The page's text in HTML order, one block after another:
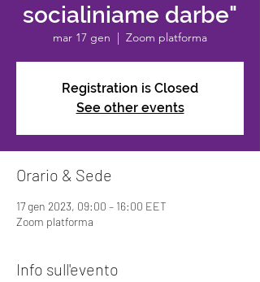
socialiniame darbe"
mar 17 gen
  |
Zoom platforma
Registration is Closed
See other events
Orario & Sede
17 gen 2023, 09:00 – 16:00 EET
Zoom platforma
Info sull'evento